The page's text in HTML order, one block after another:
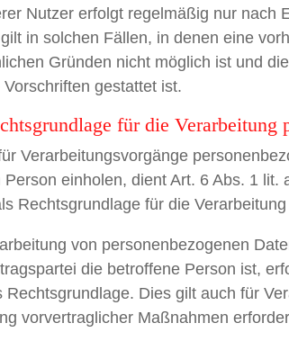
Nutzer erfolgt regelmäßig nur nach
in solchen Fällen, in denen eine
Gründen nicht möglich ist und
gestattet ist.
für die Verarbeitung
Verarbeitungsvorgänge
Person einholen, dient Art. 6 Abs. 1
Rechtsgrundlage für die
von personenbezogenen
die betroffene Person ist,
Rechtsgrundlage. Dies gilt auch für
vorvertraglicher Maßnahmen